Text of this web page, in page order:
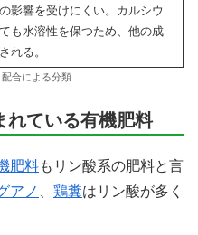
影響を受けにくい。カルシウ
も水溶性を保つため、他の成
れる。
合による分類
れている有機肥料
肥料もリン酸系の肥料と言
アノ 鶏糞はリン酸が多く